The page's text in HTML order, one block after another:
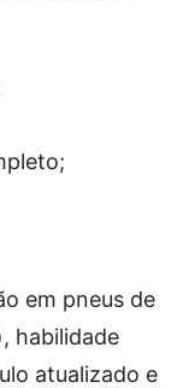
em pneus de
habilidade
atualizado e